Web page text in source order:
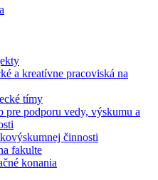
a kreatívne pracoviská na
tímy
pre podporu vedy, výskumu a
činnosti
fakulte
konania